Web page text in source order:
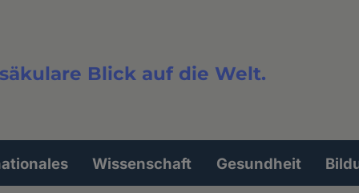
Blick auf die Welt.
Wissenschaft Gesundheit